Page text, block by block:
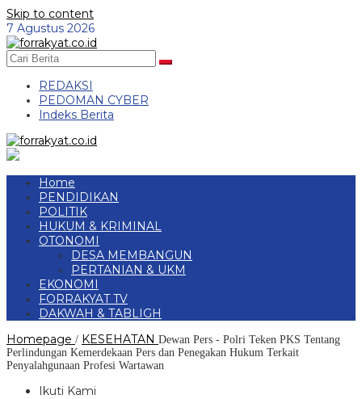
Skip to content
7 Agustus 2026
REDAKSI
PEDOMAN CYBER
Indeks Berita
Home
PENDIDIKAN
POLITIK
HUKUM & KRIMINAL
OTONOMI
DESA MEMBANGUN
PERTANIAN & UKM
EKONOMI
FORRAKYAT TV
DAKWAH & TABLIGH
Homepage / KESEHATAN Dewan Pers - Polri Teken PKS Tentang
Perlindungan Kemerdekaan Pers dan Penegakan Hukum Terkait
Penyalahgunaan Profesi Wartawan
Ikuti Kami